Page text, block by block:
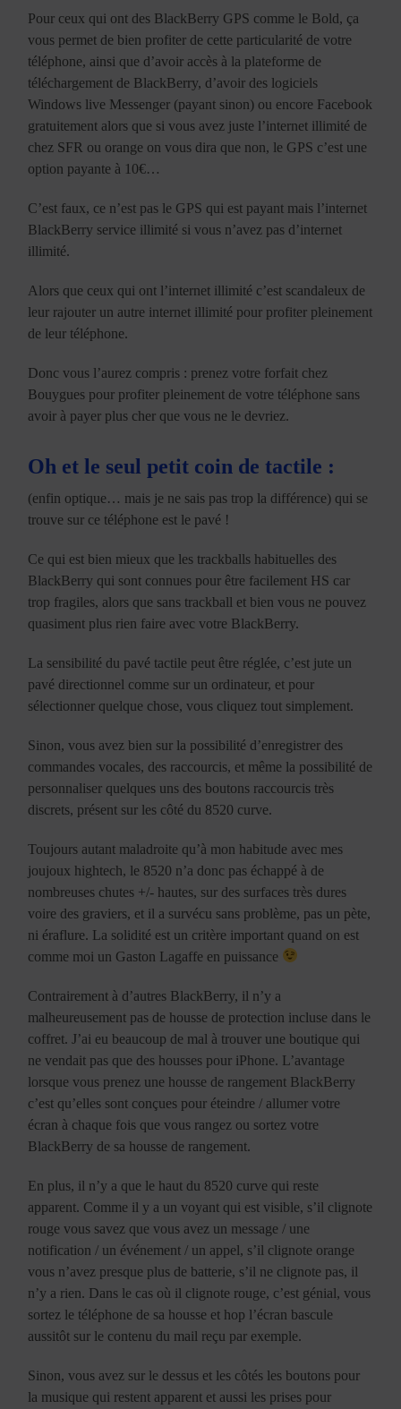
Pour ceux qui ont des BlackBerry GPS comme le Bold, ça
vous permet de bien profiter de cette particularité de votre
téléphone, ainsi que d’avoir accès à la plateforme de
téléchargement de BlackBerry, d’avoir des logiciels
Windows live Messenger (payant sinon) ou encore Facebook
gratuitement alors que si vous avez juste l’internet illimité de
chez SFR ou orange on vous dira que non, le GPS c’est une
option payante à 10€…
C’est faux, ce n’est pas le GPS qui est payant mais l’internet
BlackBerry service illimité si vous n’avez pas d’internet
illimité.
Alors que ceux qui ont l’internet illimité c’est scandaleux de
leur rajouter un autre internet illimité pour profiter pleinement
de leur téléphone.
Donc vous l’aurez compris : prenez votre forfait chez
Bouygues pour profiter pleinement de votre téléphone sans
avoir à payer plus cher que vous ne le devriez.
Oh et le seul petit coin de tactile :
(enfin optique… mais je ne sais pas trop la différence) qui se
trouve sur ce téléphone est le pavé !
Ce qui est bien mieux que les trackballs habituelles des
BlackBerry qui sont connues pour être facilement HS car
trop fragiles, alors que sans trackball et bien vous ne pouvez
quasiment plus rien faire avec votre BlackBerry.
La sensibilité du pavé tactile peut être réglée, c’est jute un
pavé directionnel comme sur un ordinateur, et pour
sélectionner quelque chose, vous cliquez tout simplement.
Sinon, vous avez bien sur la possibilité d’enregistrer des
commandes vocales, des raccourcis, et même la possibilité de
personnaliser quelques uns des boutons raccourcis très
discrets, présent sur les côté du 8520 curve.
Toujours autant maladroite qu’à mon habitude avec mes
joujoux hightech, le 8520 n’a donc pas échappé à de
nombreuses chutes +/- hautes, sur des surfaces très dures
voire des graviers, et il a survécu sans problème, pas un pète,
ni éraflure. La solidité est un critère important quand on est
comme moi un Gaston Lagaffe en puissance
Contrairement à d’autres BlackBerry, il n’y a
malheureusement pas de housse de protection incluse dans le
coffret. J’ai eu beaucoup de mal à trouver une boutique qui
ne vendait pas que des housses pour iPhone. L’avantage
lorsque vous prenez une housse de rangement BlackBerry
c’est qu’elles sont conçues pour éteindre / allumer votre
écran à chaque fois que vous rangez ou sortez votre
BlackBerry de sa housse de rangement.
En plus, il n’y a que le haut du 8520 curve qui reste
apparent. Comme il y a un voyant qui est visible, s’il clignote
rouge vous savez que vous avez un message / une
notification / un événement / un appel, s’il clignote orange
vous n’avez presque plus de batterie, s’il ne clignote pas, il
n’y a rien. Dans le cas où il clignote rouge, c’est génial, vous
sortez le téléphone de sa housse et hop l’écran bascule
aussitôt sur le contenu du mail reçu par exemple.
Sinon, vous avez sur le dessus et les côtés les boutons pour
la musique qui restent apparent et aussi les prises pour